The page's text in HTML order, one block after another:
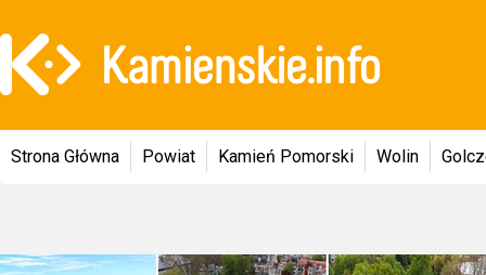
Strona Główna Powiat Kamień Pomorski Wolin